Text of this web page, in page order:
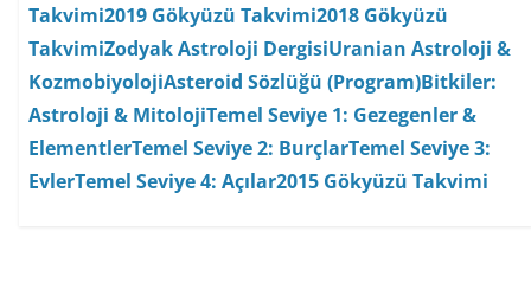
Takvimi2019 Gökyüzü Takvimi2018 Gökyüzü
TakvimiZodyak Astroloji DergisiUranian Astroloji &
KozmobiyolojiAsteroid Sözlüğü (Program)Bitkiler:
Astroloji & MitolojiTemel Seviye 1: Gezegenler &
ElementlerTemel Seviye 2: BurçlarTemel Seviye 3:
EvlerTemel Seviye 4: Açılar2015 Gökyüzü Takvimi